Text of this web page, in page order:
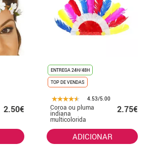
2.50€
ENTREGA 24H/48H
TOP DE VENDAS
4.53/5.00
Coroa ou pluma
indiana
multicolorida
2.75€
ADICIONAR